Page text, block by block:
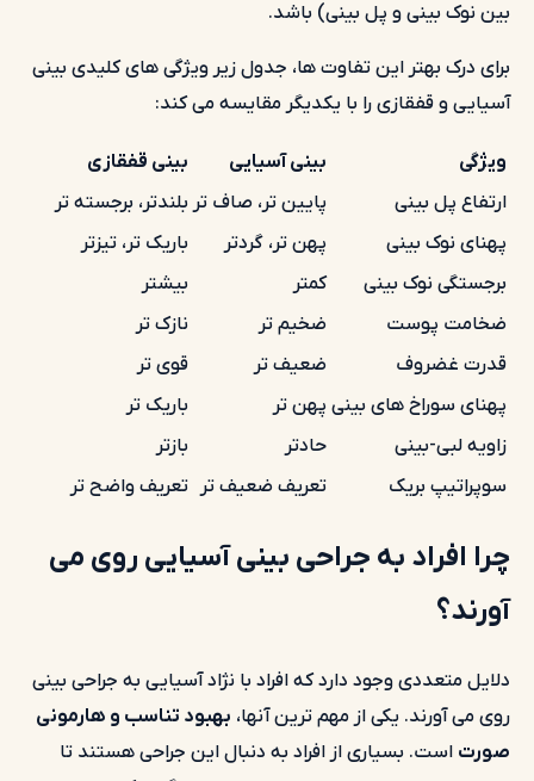
بین نوک بینی و پل بینی) باشد.
برای درک بهتر این تفاوت ها، جدول زیر ویژگی های کلیدی بینی
آسیایی و قفقازی را با یکدیگر مقایسه می کند:
ویژگی بینی آسیایی
بینی قفقازی
ارتفاع پل بینی
پایین تر، صاف تر بلندتر، برجسته تر
پهنای نوک بینی
پهن تر، گردتر
باریک تر، تیزتر
برجستگی نوک بینی
کمتر
بیشتر
ضخامت پوست
ضخیم تر
نازک تر
قدرت غضروف
ضعیف تر
قوی تر
پهنای سوراخ های بینی پهن تر
باریک تر
زاویه لبی-بینی
حادتر
بازتر
سوپراتیپ بریک
تعریف ضعیف تر تعریف واضح تر
چرا افراد به جراحی بینی آسیایی روی می
آورند؟
دلایل متعددی وجود دارد که افراد با نژاد آسیایی به جراحی بینی
روی می آورند. یکی از مهم ترین آنها، بهبود تناسب و هارمونی
صورت است. بسیاری از افراد به دنبال این جراحی هستند تا